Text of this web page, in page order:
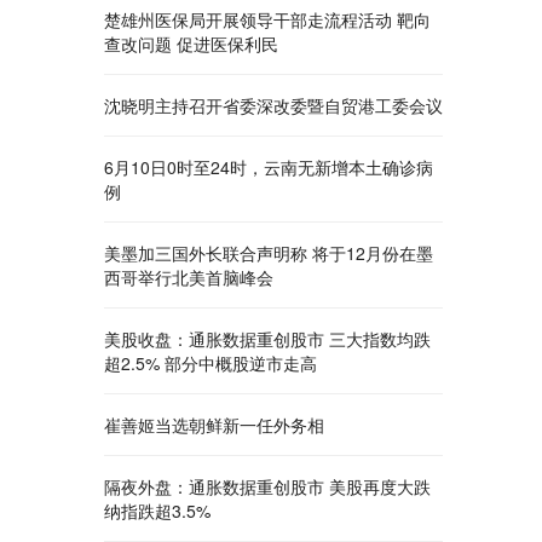
楚雄州医保局开展领导干部走流程活动 靶向
查改问题 促进医保利民
沈晓明主持召开省委深改委暨自贸港工委会议
6月10日0时至24时，云南无新增本土确诊病
例
美墨加三国外长联合声明称 将于12月份在墨
西哥举行北美首脑峰会
美股收盘：通胀数据重创股市 三大指数均跌
超2.5% 部分中概股逆市走高
崔善姬当选朝鲜新一任外务相
隔夜外盘：通胀数据重创股市 美股再度大跌
纳指跌超3.5%